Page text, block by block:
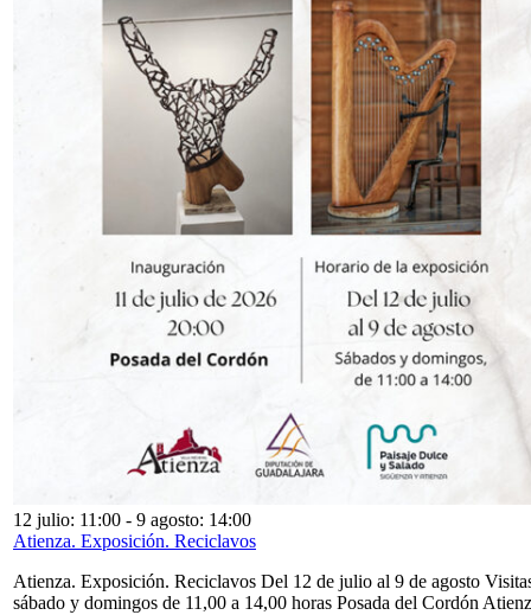
12 julio: 11:00 - 9 agosto: 14:00
Atienza. Exposición. Reciclavos
Atienza. Exposición. Reciclavos Del 12 de julio al 9 de agosto
sábado y domingos de 11,00 a 14,00 horas Posada del Cordón